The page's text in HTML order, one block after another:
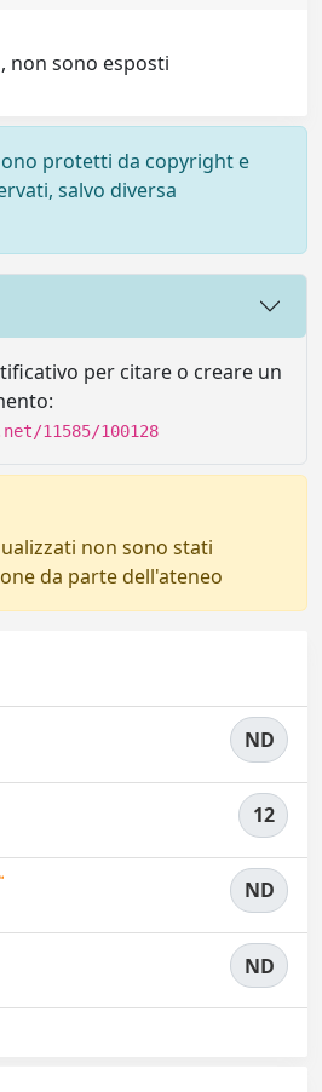
non sono esposti
protetti da copyright e
salvo diversa
per citare o creare un
11585/100128
non sono stati
da parte dell'ateneo
ND
12
ND
ND